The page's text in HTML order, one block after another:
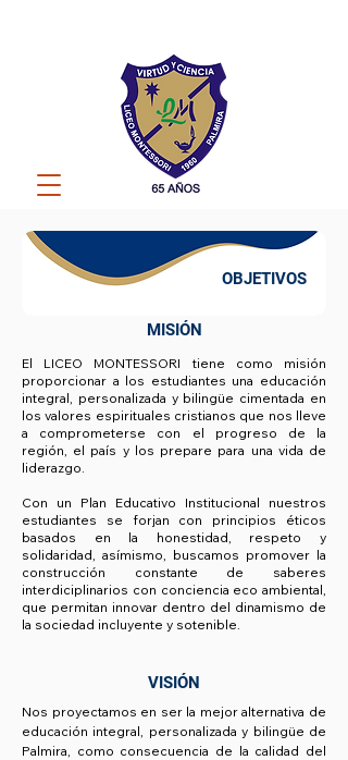
OBJETIVOS
MISIÓN
El LICEO MONTESSORI tiene como misión
proporcionar a los estudiantes una educación
integral, personalizada y bilingüe cimentada en
los valores espirituales cristianos que nos lleve
a comprometerse con el progreso de la
región, el país y los prepare para una vida de
liderazgo.
Con un Plan Educativo Institucional nuestros
estudiantes se forjan con principios éticos
basados en la honestidad, respeto y
solidaridad, asímismo, buscamos promover la
construcción constante de saberes
interdiciplinarios con conciencia eco ambiental,
que permitan innovar dentro del dinamismo de
la sociedad incluyente y sotenible.
VISIÓN
Nos proyectamos en ser la mejor alternativa de
educación integral, personalizada y bilingüe de
Palmira, como consecuencia de la calidad del